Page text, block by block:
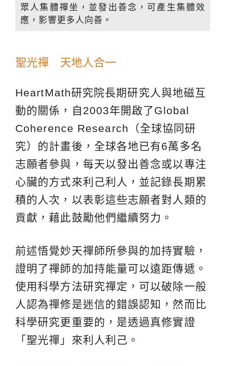
眾人集體禪坐，並發出善念，可產生集體效
應，影響更多人向善。
聖光禪 天地人合一
HeartMath研究院長期研究人與地磁互
動的關係，自2003年開啟了Global
Coherence Research（全球協同研
究）的計畫後，全球各地已有6萬多名
志願者參與，每天以發出善念或以專注
心臟的方式來利己利人，並記錄長期累
積的人次，以表彰這些志願者對人類的
貢獻，藉此鼓勵他們繼續努力。
前述悟覺妙天禪師所參與的加持實驗，
證明了禪師的加持能量可以遠距傳遞。
使用科學方法研究禪定，可以破除一般
人認為禪修是迷信的錯誤認知，然而比
科學研究更重要的，是透過真修實證
「聖光禪」來利人利己。